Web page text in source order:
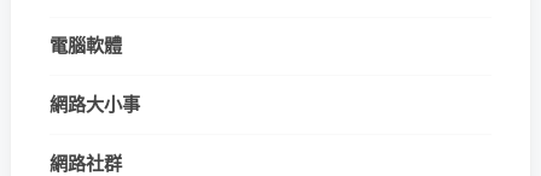
電腦軟體
網路大小事
網路社群